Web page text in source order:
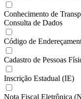
Conhecimento de
Consulta de Dados
Código de
Cadastro de Pessoas
Inscrição Estadual (IE)
Nota Fiscal Eletrônica